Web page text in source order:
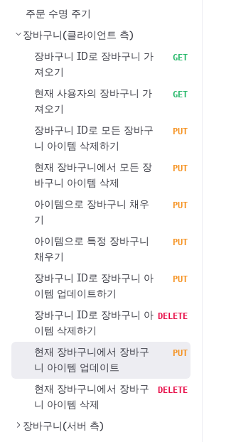
주문 수명 주기
장바구니(클라이언트 측)
장바구니 ID로 장바구니 가
져오기
GET
현재 사용자의 장바구니 가
져오기
GET
장바구니 ID로 모든 장바구
니 아이템 삭제하기
PUT
현재 장바구니에서 모든 장
바구니 아이템 삭제
PUT
아이템으로 장바구니 채우
기
PUT
아이템으로 특정 장바구니
채우기
PUT
장바구니 ID로 장바구니 아
이템 업데이트하기
PUT
장바구니 ID로 장바구니 아
이템 삭제하기
DELETE
현재 장바구니에서 장바구
니 아이템 업데이트
PUT
현재 장바구니에서 장바구
니 아이템 삭제
DELETE
장바구니(서버 측)